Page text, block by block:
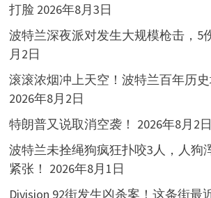
打脸 2026年8月3日
波特兰深夜派对发生大规模枪击，5
月2日
滚滚浓烟冲上天空！波特兰百年历史
2026年8月2日
特朗普又说取消空袭！ 2026年8月2日
波特兰未拴绳狗疯狂扑咬3人，人狗
紧张！ 2026年8月1日
Division 92街发生凶杀案！这条街最